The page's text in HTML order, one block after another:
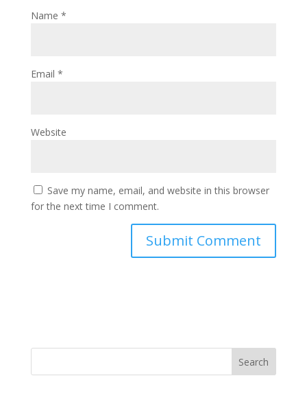
Name *
Email *
Website
Save my name, email, and website in this browser
for the next time I comment.